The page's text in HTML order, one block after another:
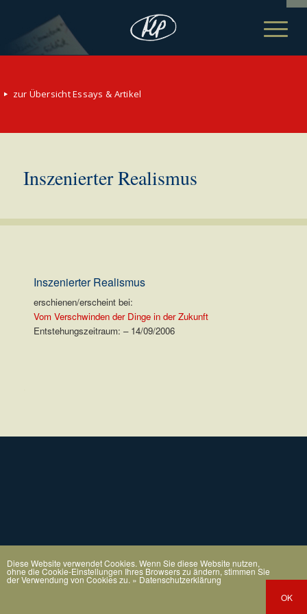
zur Übersicht Essays & Artikel
Inszenierter Realismus
Inszenierter Realismus
erschienen/erscheint bei:
Vom Verschwinden der Dinge in der Zukunft
Entstehungszeitraum: – 14/09/2006
Diese Website verwendet Cookies. Wenn Sie diese Website nutzen,
ohne die Cookie-Einstellungen Ihres Browsers zu ändern, stimmen Sie
der Verwendung von Cookies zu. » Datenschutzerklärung
OK